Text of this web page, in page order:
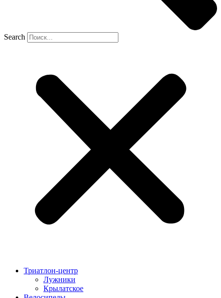
Search
Триатлон-центр
Лужники
Крылатское